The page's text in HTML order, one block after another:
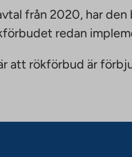
från 2020, har
redan
att rökförbud är